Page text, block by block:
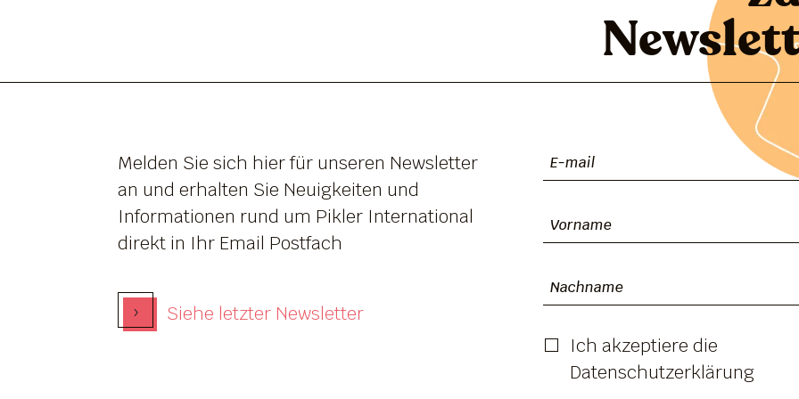
Melden Sie sich hier für unseren Newsletter
an und erhalten Sie Neuigkeiten und
Informationen rund um Pikler International
direkt in Ihr Email Postfach
›
Siehe letzter Newsletter
Ich akzeptiere die
Datenschutzerklärung